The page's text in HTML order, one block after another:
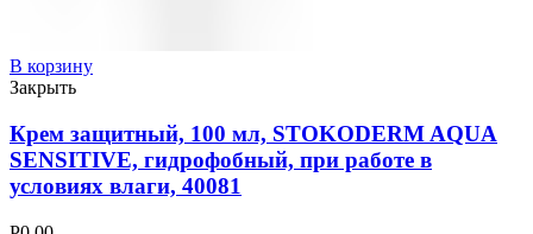
В корзину
Закрыть
Крем защитный, 100 мл, STOKODERM AQUA
SENSITIVE, гидрофобный, при работе в
условиях влаги, 40081